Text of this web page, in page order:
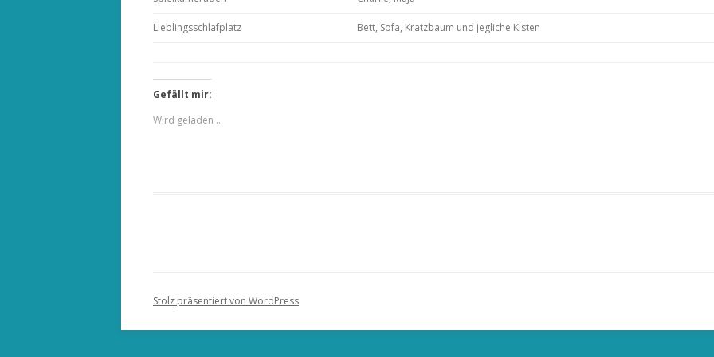
Lieblingsschlafplatz Bett, Sofa, Kratzbaum und jegliche Kisten
Gefällt mir:
Wird geladen …
Stolz präsentiert von WordPress